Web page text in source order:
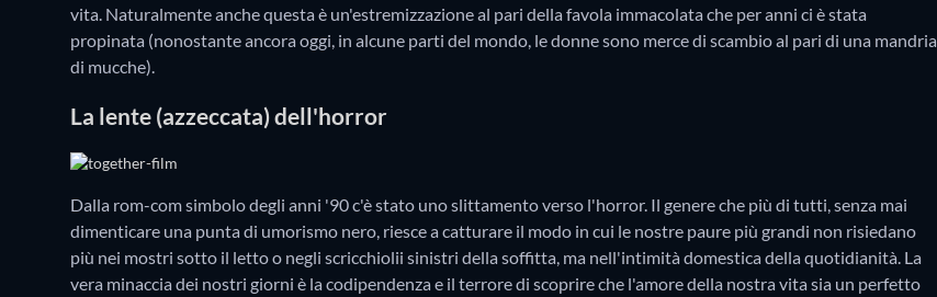
vita. Naturalmente anche questa è un'estremizzazione al pari della favola immacolata che per anni ci è stata
propinata (nonostante ancora oggi, in alcune parti del mondo, le donne sono merce di scambio al pari di una mandria
di mucche).
La lente (azzeccata) dell'horror
Dalla rom-com simbolo degli anni '90 c'è stato uno slittamento verso l'horror. Il genere che più di tutti, senza mai
dimenticare una punta di umorismo nero, riesce a catturare il modo in cui le nostre paure più grandi non risiedano
più nei mostri sotto il letto o negli scricchiolii sinistri della soffitta, ma nell'intimità domestica della quotidianità. La
vera minaccia dei nostri giorni è la codipendenza e il terrore di scoprire che l'amore della nostra vita sia un perfetto